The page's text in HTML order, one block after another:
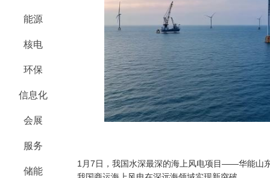
能源
核电
环保
信息化
会展
服务
储能
1月7日，我国水深最深的海上风电项目——华能山